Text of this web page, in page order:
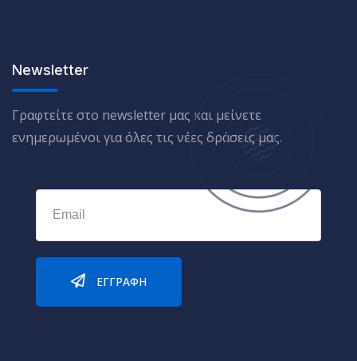
Newsletter
Γραφτείτε στο newsletter μας και μείνετε
ενημερωμένοι για όλες τις νέες δράσεις μας.
ΕΓΓΡΑΦΉ